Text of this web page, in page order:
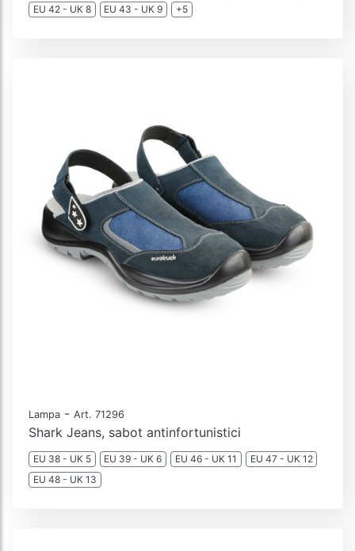
EU 42 - UK 8
EU 43 - UK 9 +5
Lampa - Art. 71296
Shark Jeans, sabot antinfortunistici
EU 38 - UK 5 EU 39 - UK 6 EU 46 - UK 11
EU 47 - UK 12
EU 48 - UK 13